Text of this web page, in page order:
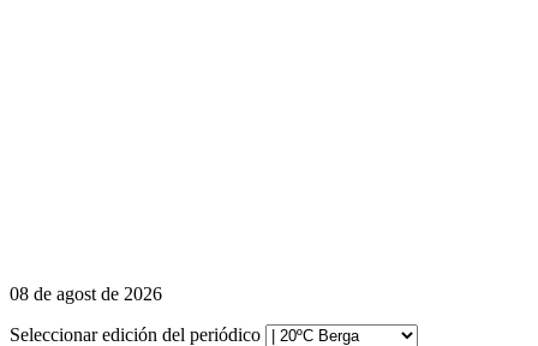
08 de agost de 2026
Seleccionar edición del periódico